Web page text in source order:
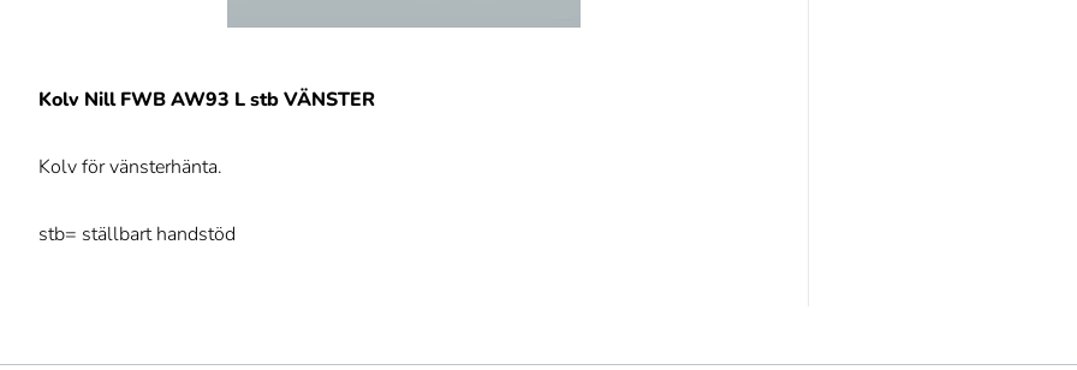
Kolv Nill FWB AW93 L stb VÄNSTER
Kolv för vänsterhänta.
stb= ställbart handstöd